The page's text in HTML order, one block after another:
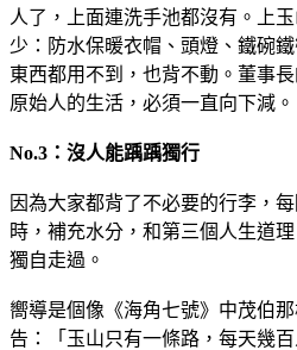
人了，上面連洗手池都沒有。上
少：防水保暖衣帽、頭燈、鐵碗
東西都用不到，也背不動。董事
原始人的生活，必須一直向下減。
No.3：沒人能踽踽獨行
因為大家都背了不必要的行李，
時，補充水分，和第三個人生道
獨自走過。
嚮導是個像《海角七號》中茂伯
告：「玉山只有一條路，每天幾